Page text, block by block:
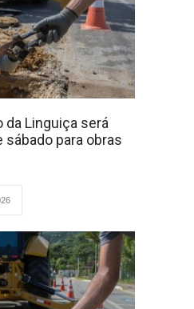
Linguiça será
para obras